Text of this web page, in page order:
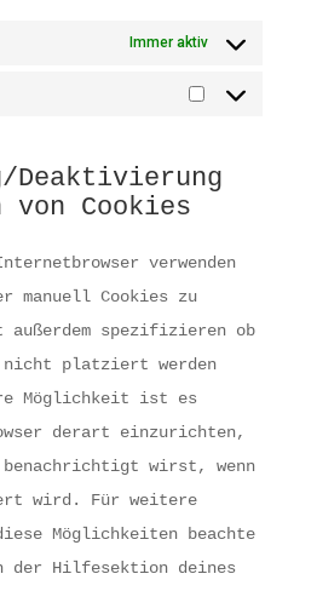
Immer aktiv
Marketing
Deaktivierung
von Cookies
verwenden
manuell Cookies zu
außerdem spezifizieren ob
nicht platziert werden
Möglichkeit ist es
derart einzurichten,
benachrichtigt wirst, wenn
wird. Für weitere
Möglichkeiten beachte
der Hilfesektion deines